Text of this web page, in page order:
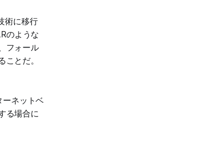
術に移行
のような
フォール
とだ。
ーネットベ
る場合に